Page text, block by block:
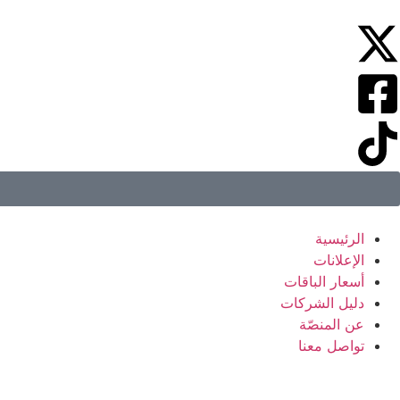
الرئيسية
الإعلانات
أسعار الباقات
دليل الشركات
عن المنصّة
تواصل معنا